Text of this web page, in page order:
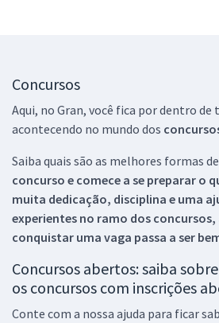
Concursos
Aqui, no Gran, você fica por dentro de
acontecendo no mundo dos
Saiba quais são as melhores formas de
concurso e comece a se preparar o
muita dedicação, disciplina e uma
experientes no ramo dos concursos,
conquistar uma vaga passa a ser
Concursos abertos: saiba
os concursos com inscrições
Conte com a nossa ajuda para ficar